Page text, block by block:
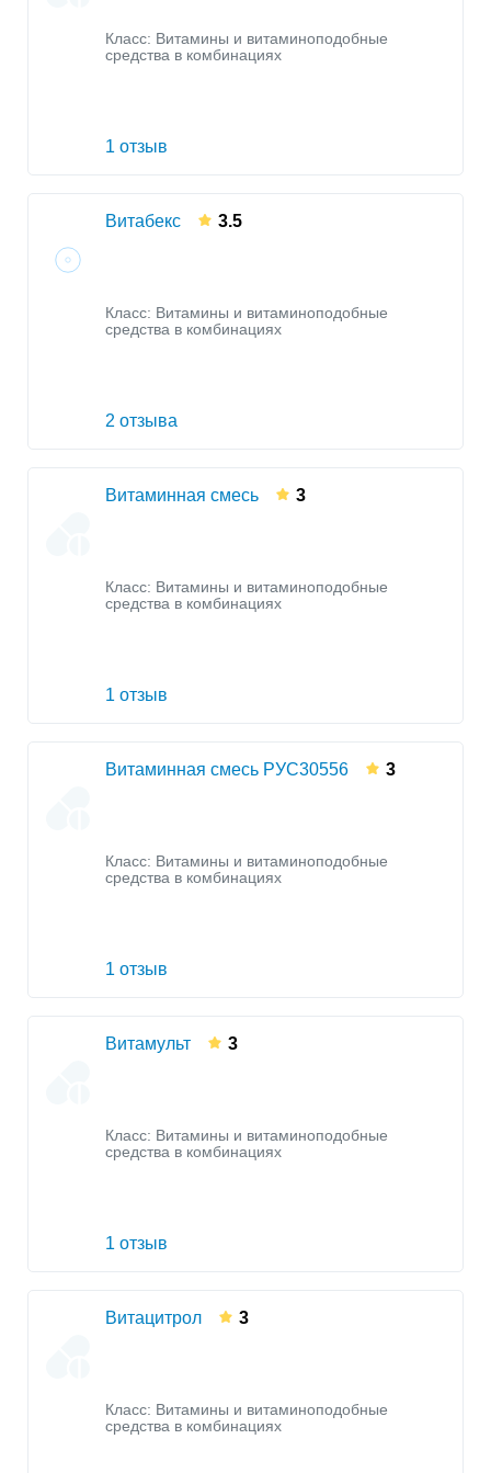
Класс: Витамины и витаминоподобные
средства в комбинациях
1 отзыв
Витабекс 3.5
Класс: Витамины и витаминоподобные
средства в комбинациях
2 отзыва
Витаминная смесь 3
Класс: Витамины и витаминоподобные
средства в комбинациях
1 отзыв
Витаминная смесь РУС30556 3
Класс: Витамины и витаминоподобные
средства в комбинациях
1 отзыв
Витамульт 3
Класс: Витамины и витаминоподобные
средства в комбинациях
1 отзыв
Витацитрол 3
Класс: Витамины и витаминоподобные
средства в комбинациях